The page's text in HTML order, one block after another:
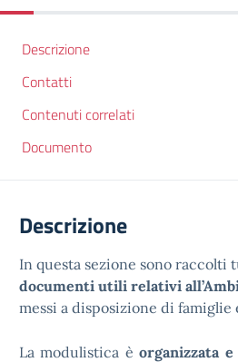
Descrizione
Contatti
Contenuti correlati
Documento
Descrizione
In questa sezione sono raccolti
documenti utili relativi
messi a disposizione di famiglie
La modulistica èorganizzata